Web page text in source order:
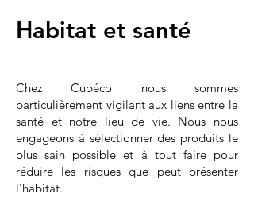
Habitat et santé
Chez Cubéco nous sommes
particulièrement vigilant aux liens entre la
santé et notre lieu de vie. Nous nous
engageons à sélectionner des produits le
plus sain possible et à tout faire pour
réduire les risques que peut présenter
l'habitat.